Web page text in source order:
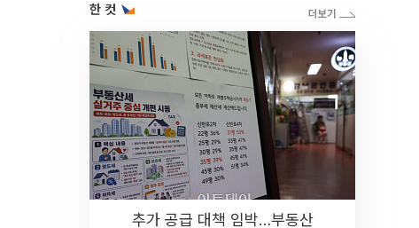
한 컷
추가 공급 대책 임박…부동산